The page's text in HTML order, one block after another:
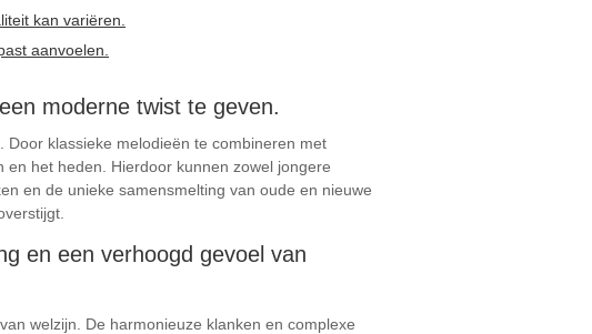
kan variëren.
aanvoelen.
moderne twist te geven.
klassieke melodieën te combineren met
het heden. Hierdoor kunnen zowel jongere
en de unieke samensmelting van oude en nieuwe
en een verhoogd gevoel van
welzijn. De harmonieuze klanken en complexe